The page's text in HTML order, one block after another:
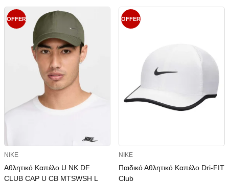
OFFER
NIKE
Αθλητικό Καπέλο U NK DF
CLUB CAP U CB MTSWSH L
OFFER
NIKE
Παιδικό Αθλητικό Καπέλο Dri-FIT
Club